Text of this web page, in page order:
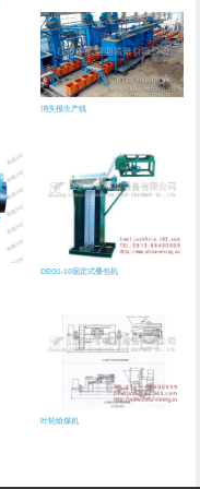
消失模生产线
DBG1-10固定式叠包机
叶轮给煤机